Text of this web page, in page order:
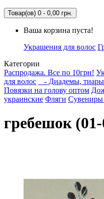
Товар(ов) 0 - 0,00 грн.
Ваша корзина пуста!
Украшения для волос
Категории
Распродажа. Все по 10грн!
для волос
- Диадемы,
Повязки на голову оптом
украинские Фляги Сувениры
гребешок